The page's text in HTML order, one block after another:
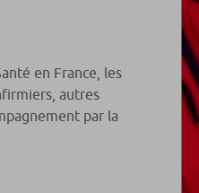
en France, les
autres
par la